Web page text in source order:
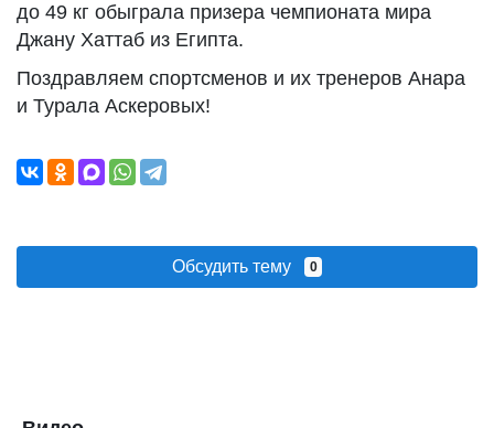
до 49 кг обыграла призера чемпионата мира
Джану Хаттаб из Египта.
Поздравляем спортсменов и их тренеров Анара
и Турала Аскеровых!
Обсудить тему 0